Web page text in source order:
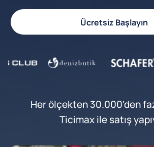
Ücretsiz Başlayın
Her ölçekten 30.000'den
Ticimax ile satış